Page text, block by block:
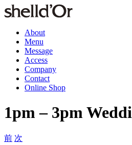
Skip
to
About
Menu
Message
Access
Company
Contact
Online Shop
1pm – 3pm
前 次